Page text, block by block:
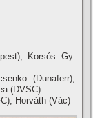
Korsós Gy.
(Dunaferr),
(DVSC)
Horváth (Vác)